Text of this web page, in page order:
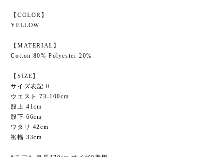
【COLOR】
YELLOW
【MATERIAL】
Cotton 80% Polyester 20%
【SIZE】
サイズ表記 0
ウエスト 73-100cm
股上 41cm
股下 66cm
ワタリ 42cm
裾幅 33cm